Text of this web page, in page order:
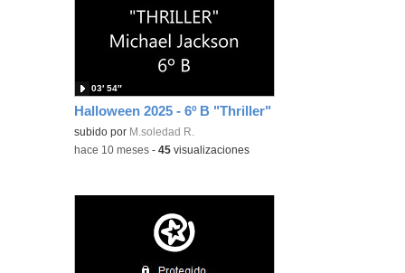
Halloween 2025 - 6º B "Thriller"
subido por M.soledad R.
03′ 54″
-hace 10 meses -45 visualizaciones